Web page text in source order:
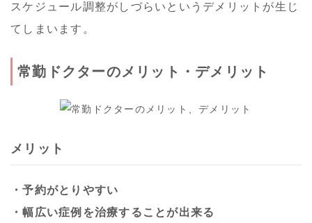
スケジュール調整がしづらいというデメリットが生じ
てしまいます。
常勤ドクターのメリット・デメリット
メリット
・予約がとりやすい
・幅広い症例を治療することが出来る